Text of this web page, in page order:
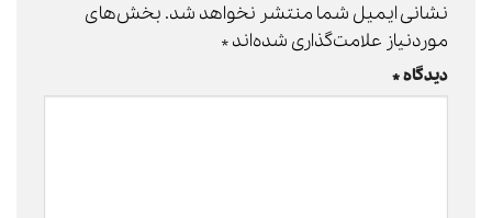
نشانی ایمیل شما منتشر نخواهد شد. بخش‌های
موردنیاز علامت‌گذاری شده‌اند*
دیدگاه*